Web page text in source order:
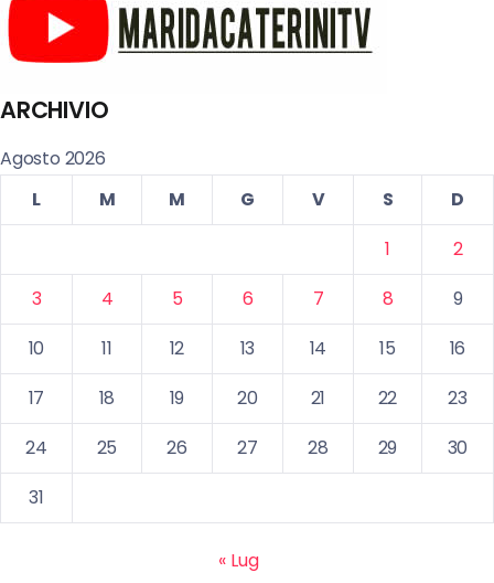
ARCHIVIO
Agosto 2026
L
M M G V S
D
1
2
3
4 5 6 7 8
9
10
11 12 13 14 15
16
17
18 19 20 21 22
23
24
25 26 27 28 29
30
31
« Lug